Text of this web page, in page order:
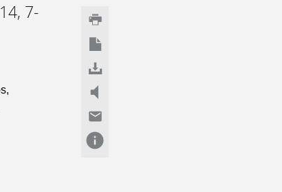
7-